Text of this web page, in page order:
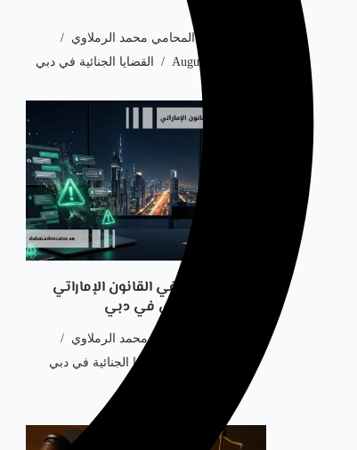
الدكتور المحامي محمد الرملاوي
القضايا الجنائية في دبي
عقوبة التهديد في القانون الإماراتي
وخطوات الشكوى في دبي
الدكتور المحامي محمد الرملاوي
القضايا الجنائية في دبي